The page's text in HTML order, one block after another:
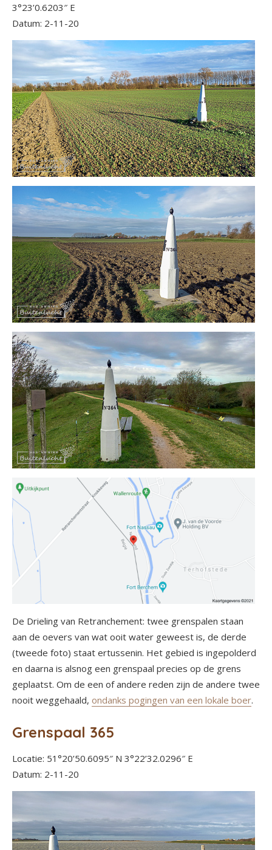
3°23’0.6203″ E
Datum: 2-11-20
De Drieling van Retranchement: twee grenspalen staan
aan de oevers van wat ooit water geweest is, de derde
(tweede foto) staat ertussenin. Het gebied is ingepolderd
en daarna is alsnog een grenspaal precies op de grens
geplaatst. Om de een of andere reden zijn de andere twee
nooit weggehaald, ondanks pogingen van een lokale boer.
Grenspaal 365
Locatie: 51°20’50.6095″ N 3°22’32.0296″ E
Datum: 2-11-20